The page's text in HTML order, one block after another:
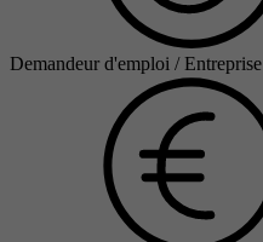
Demandeur d'emploi / Entreprise